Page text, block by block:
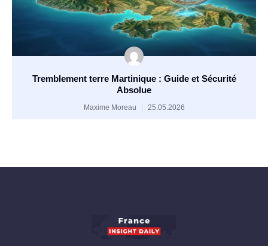
Tremblement terre Martinique : Guide et Sécurité
Absolue
Maxime Moreau 25.05.2026